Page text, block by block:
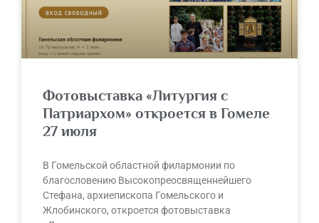
Фотовыставка «Литургия с
Патриархом» откроется в Гомеле
27 июля
В Гомельской областной филармонии по
благословению Высокопреосвященнейшего
Стефана, архиепископа Гомельского и
Жлобинского, откроется фотовыставка